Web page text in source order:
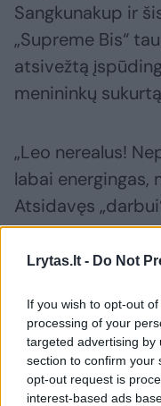
Lrytas.lt - Do Not
If you wish to opt-out
processing of your
targeted advertising by
section to confirm your
opt-out request is
interest-based ads
Sangkunakup ir
„Supreme Bis“
atsivežtą
menininkų
„Leo nerealus!
labai energingas,
Atsidavęs
vedlių
dukra. Namie
tarp kitų
Druskininkų
vilnietė Diana